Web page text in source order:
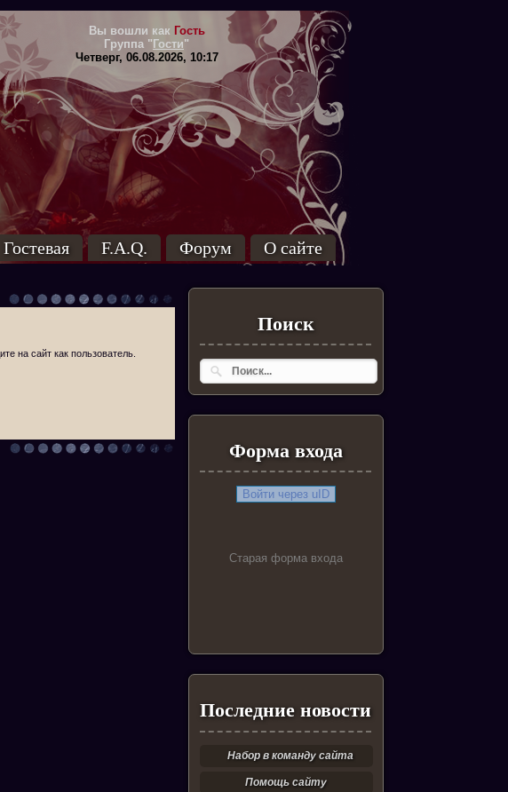
Вы вошли как Гость
Группа " Гости"
Четверг, 06.08.2026, 10:17
Гостевая F.A.Q. Форум О сайте
на сайт как пользователь.
Поиск
Форма входа
Войти через uID
Старая форма входа
Последние новости
Набор в команду сайта
Помощь сайту